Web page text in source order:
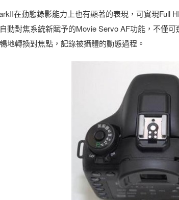
在動態錄影能力上也有顯著的表現，可實現Full
動對焦系統新賦予的Movie Servo AF功能，不僅
地轉換對焦點，記錄被攝體的動態過程。